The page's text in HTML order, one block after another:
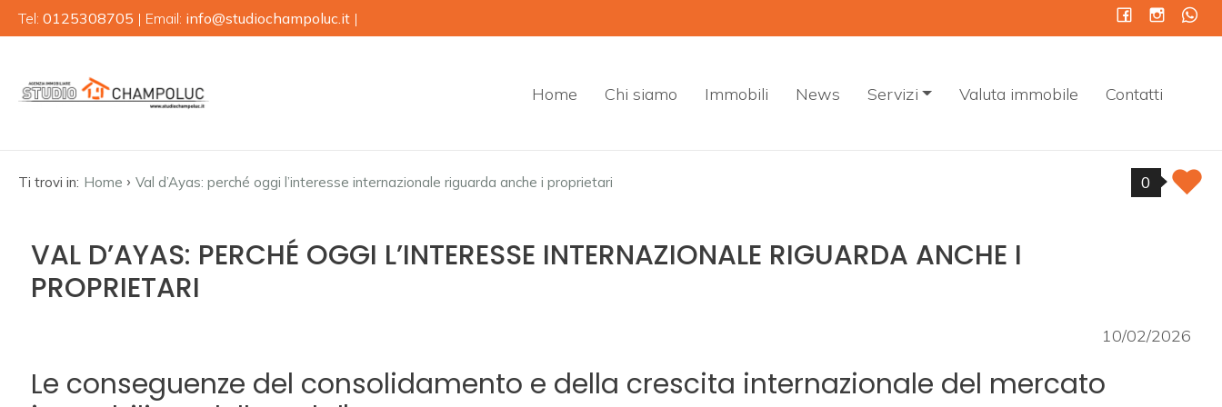
Tel: 0125308705 | Email: info@studiochampoluc.it |
Home Chi siamo Immobili News Servizi Valuta immobile Contatti
Ti trovi in: Home › Val d’Ayas: perché oggi l’interesse internazionale riguarda anche i proprietari 0
VAL D’AYAS: PERCHÉ OGGI L’INTERESSE INTERNAZIONALE RIGUARDA ANCHE I
PROPRIETARI
10/02/2026
Le conseguenze del consolidamento e della crescita internazionale del mercato
CHI
NEWS
SERVIZI
IMMOBILE
Codice
Qualsiasi
Provincia